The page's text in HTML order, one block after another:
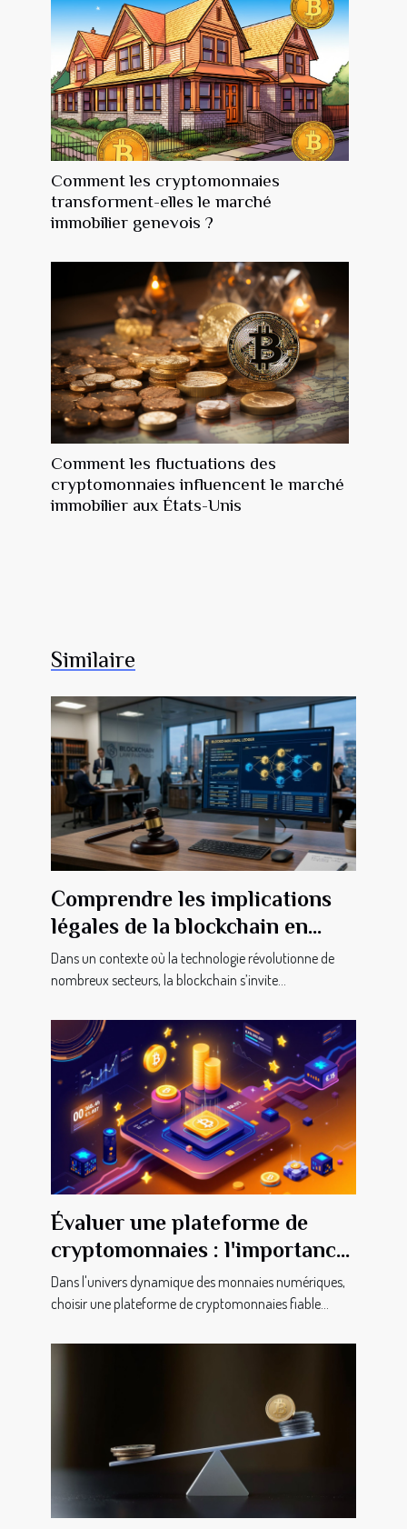
Comment les cryptomonnaies
transforment-elles le marché
immobilier genevois ?
Comment les fluctuations des
cryptomonnaies influencent le marché
immobilier aux États-Unis
Similaire
Comprendre les implications
légales de la blockchain en
transactions immobilières
Dans un contexte où la technologie révolutionne de
nombreux secteurs, la blockchain s’invite...
Évaluer une plateforme de
cryptomonnaies : l'importance
des avis clients
Dans l'univers dynamique des monnaies numériques,
choisir une plateforme de cryptomonnaies fiable...